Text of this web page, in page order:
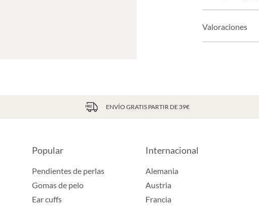
Valoraciones
ENVÍO GRATIS PARTIR DE 39€
Popular
Pendientes de perlas
Gomas de pelo
Ear cuffs
Internacional
Alemania
Austria
Francia